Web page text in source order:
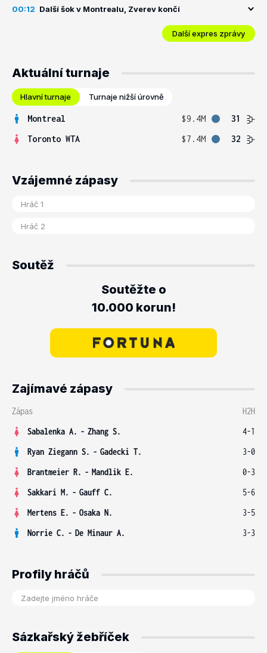
00:12 Další šok v Montrealu, Zverev končí
Další expres zprávy
Aktuální turnaje
Hlavní turnaje Turnaje nižší úrovně
Montreal $9.4M
31
Toronto WTA
$7.4M 32
Vzájemné zápasy
Soutěž
Soutěžte o
10.000 korun!
Zajímavé zápasy
Zápas
H2H
Sabalenka A. - Zhang S.
4-1
Ryan Ziegann S. - Gadecki T.
3-0
Brantmeier R. - Mandlik E.
0-3
Sakkari M. - Gauff C.
5-6
Mertens E. - Osaka N.
3-5
Norrie C. - De Minaur A. 3-3
Profily hráčů
Sázkařský žebříček